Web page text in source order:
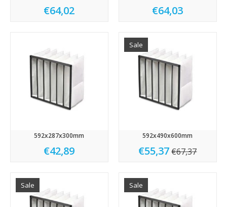
€64,02 €64,03
592x287x300mm
€42,89
Sale
592x490x600mm
€55,37 €67,37
Sale Sale